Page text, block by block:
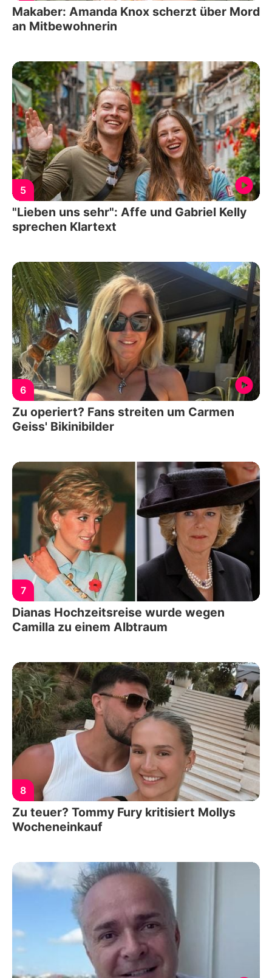
Makaber: Amanda Knox scherzt über Mord
an Mitbewohnerin
5
"Lieben uns sehr": Affe und Gabriel Kelly
sprechen Klartext
6
Zu operiert? Fans streiten um Carmen
Geiss' Bikinibilder
7
Dianas Hochzeitsreise wurde wegen
Camilla zu einem Albtraum
8
Zu teuer? Tommy Fury kritisiert Mollys
Wocheneinkauf